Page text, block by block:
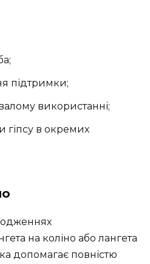
підтримки;
використанні;
гіпсу в окремих
на коліно або лангета
допомагає повністю